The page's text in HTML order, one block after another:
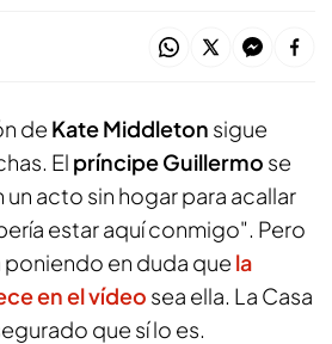
de Kate Middleton sigue
El príncipe Guillermo se
un acto sin hogar para acallar
estar aquí conmigo". Pero
poniendo en duda que la
en el vídeo sea ella. La Casa
que sí lo es.